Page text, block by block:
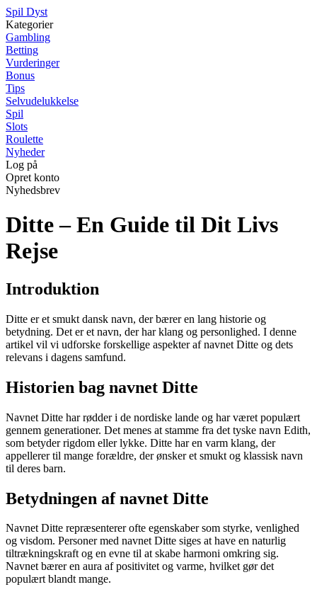
Spil Dyst
Kategorier
Gambling
Betting
Vurderinger
Bonus
Tips
Selvudelukkelse
Spil
Slots
Roulette
Nyheder
Log på
Opret konto
Nyhedsbrev
Ditte – En Guide til Dit Livs
Rejse
Introduktion
Ditte er et smukt dansk navn, der bærer en lang historie og
betydning. Det er et navn, der har klang og personlighed. I denne
artikel vil vi udforske forskellige aspekter af navnet Ditte og dets
relevans i dagens samfund.
Historien bag navnet Ditte
Navnet Ditte har rødder i de nordiske lande og har været populært
gennem generationer. Det menes at stamme fra det tyske navn Edith,
som betyder rigdom eller lykke. Ditte har en varm klang, der
appellerer til mange forældre, der ønsker et smukt og klassisk navn
til deres barn.
Betydningen af navnet Ditte
Navnet Ditte repræsenterer ofte egenskaber som styrke, venlighed
og visdom. Personer med navnet Ditte siges at have en naturlig
tiltrækningskraft og en evne til at skabe harmoni omkring sig.
Navnet bærer en aura af positivitet og varme, hvilket gør det
populært blandt mange.